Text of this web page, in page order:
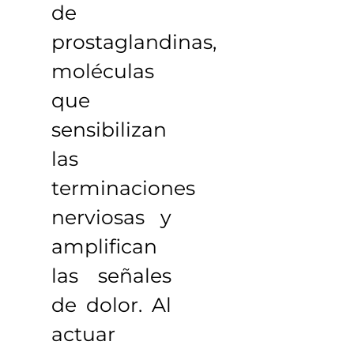
de
prostaglandinas,
moléculas
que
sensibilizan
las
terminaciones
nerviosas y
amplifican
las señales
de dolor. Al
actuar